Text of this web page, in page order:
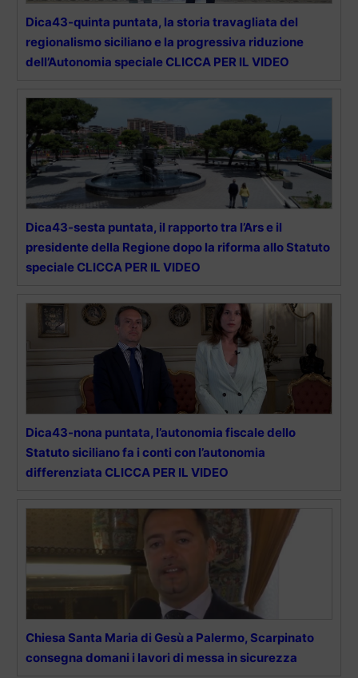
Dica43-quinta puntata, la storia travagliata del
regionalismo siciliano e la progressiva riduzione
dell’Autonomia speciale CLICCA PER IL VIDEO
Dica43-sesta puntata, il rapporto tra l’Ars e il
presidente della Regione dopo la riforma allo Statuto
speciale CLICCA PER IL VIDEO
Dica43-nona puntata, l’autonomia fiscale dello
Statuto siciliano fa i conti con l’autonomia
differenziata CLICCA PER IL VIDEO
Chiesa Santa Maria di Gesù a Palermo, Scarpinato
consegna domani i lavori di messa in sicurezza